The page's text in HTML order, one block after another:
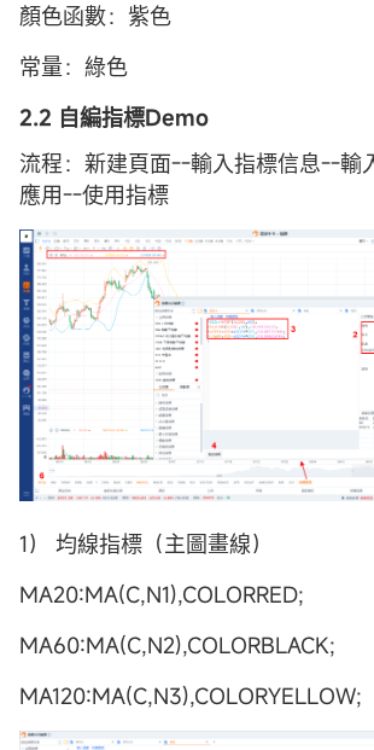
顏色函數：紫色
常量：綠色
2.2 自編指標Demo
流程：新建頁面--輸入指標信息--輸
應用--使用指標
1） 均線指標（主圖畫線）
MA20:MA(C,N1),COLORRED;
MA60:MA(C,N2),COLORBLACK;
MA120:MA(C,N3),COLORYELLOW;